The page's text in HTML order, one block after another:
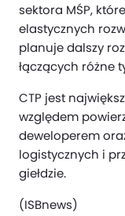
sektora MŚP,
elastycznych
planuje dalszy
łączących różne
CTP jest
względem
deweloperem
logistycznych i
giełdzie.
(ISBnews)